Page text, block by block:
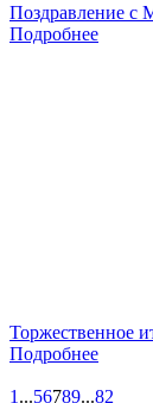
Поздравление с
Подробнее
Торжественное
Подробнее
1 ...56789...82